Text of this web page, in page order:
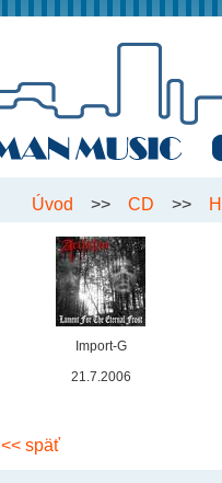
Úvod >> CD >>
Import-G
21.7.2006
<< späť